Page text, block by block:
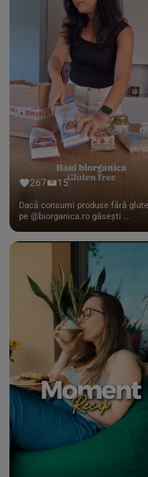
267 15
Dacă consumi produse fără
pe @biorganica.ro găsești ...